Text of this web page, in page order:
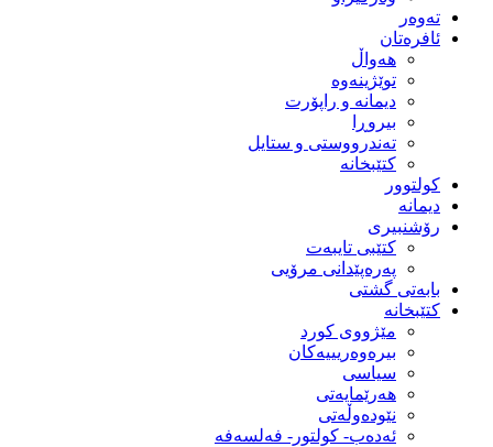
تەوەر
ئافرەتان
هەواڵ
توێژینەوە
دیمانە و راپۆرت
بیروڕا
تەندرووستی و ستایل
کتێبخانە
کولتوور
دیمانە
رۆشنبیری
کتێبی تایبەت
پەرەپێدانی مرۆیی
بابەتی گشتی
کتێبخانە
مێژووى کورد
بیرەوەریییەکان
سیاسى
هەرێمایەتی
نێودەوڵەتی
ئەدەب- کولتور- فەلسەفە